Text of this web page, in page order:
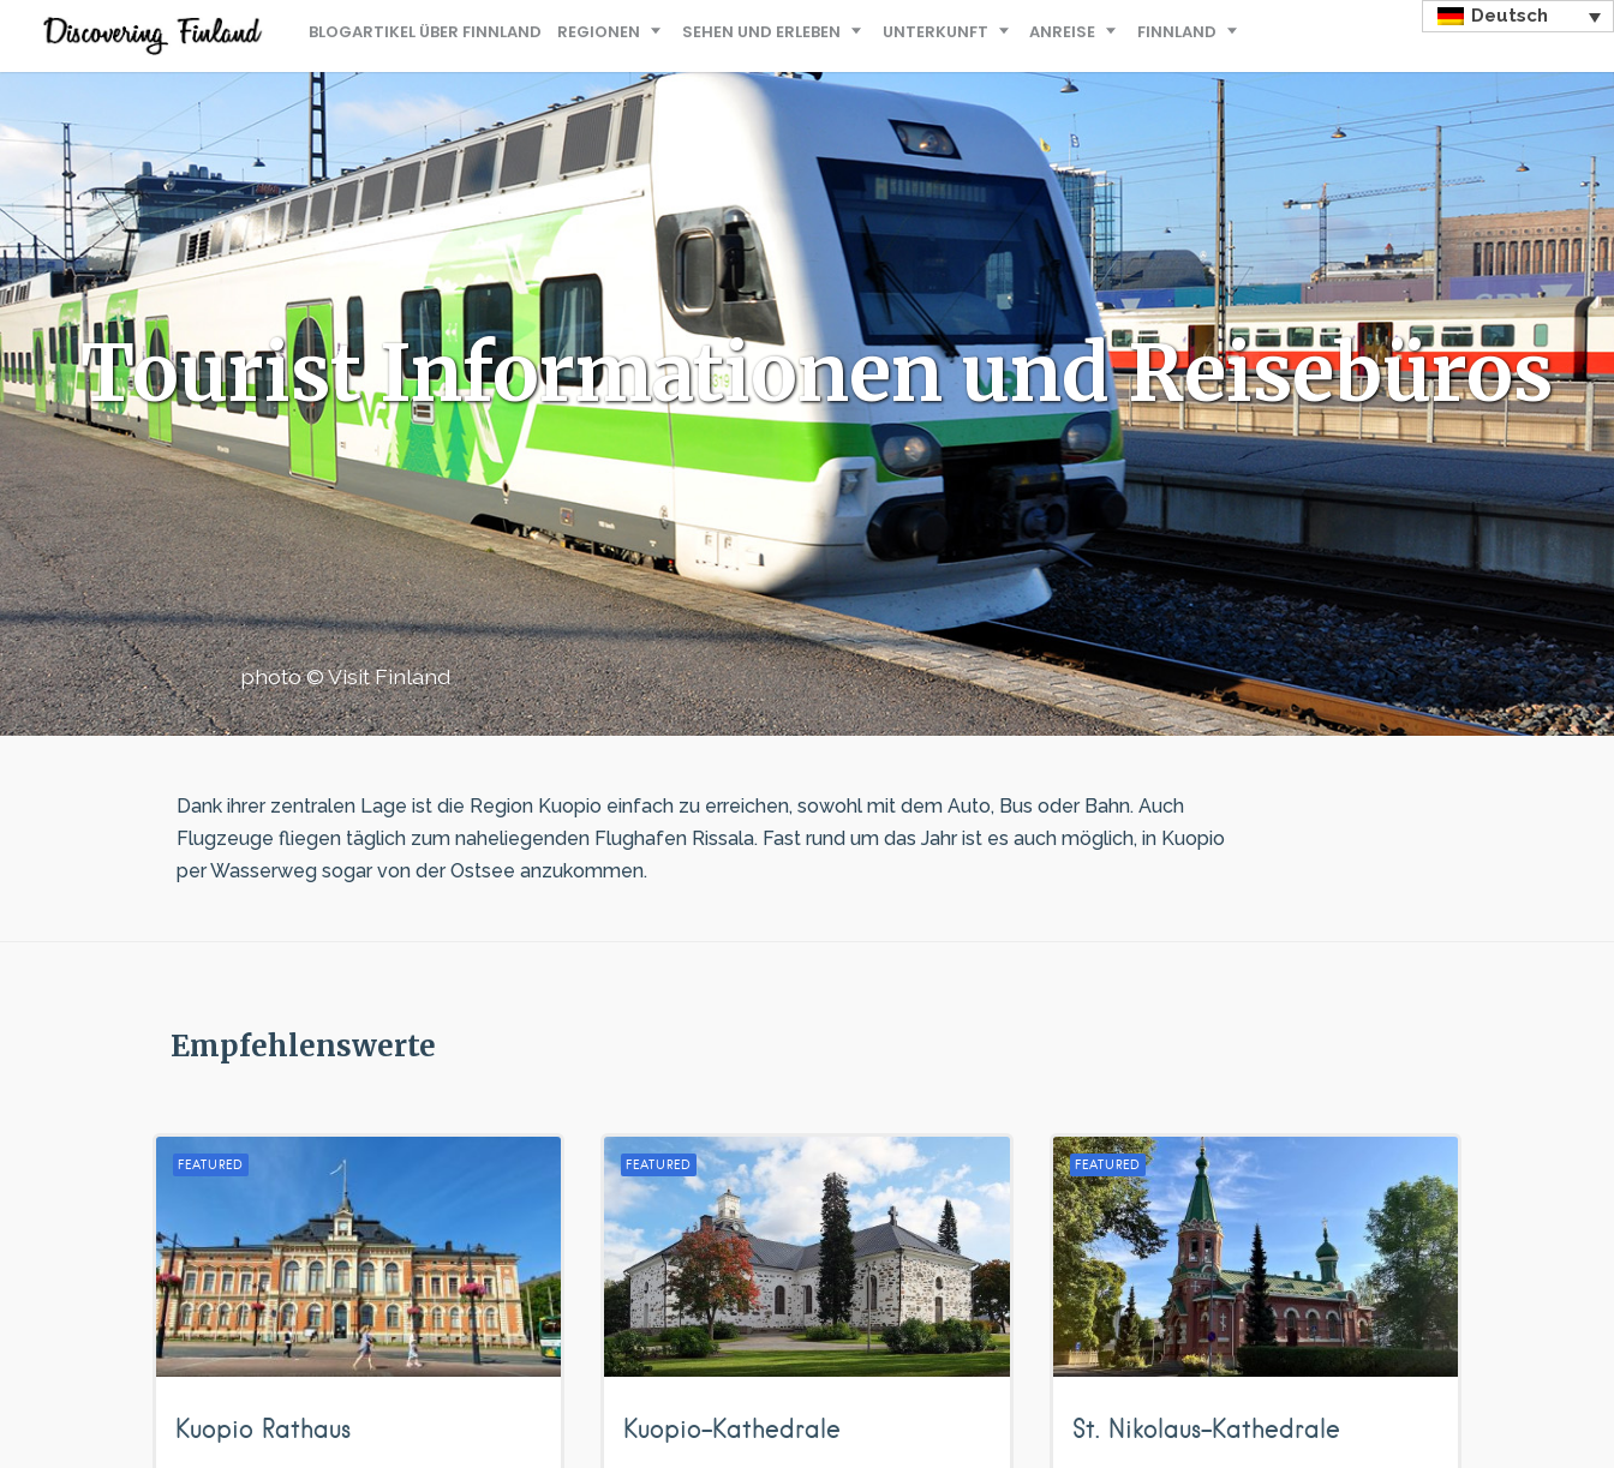
BLOGARTIKEL ÜBER FINNLAND REGIONEN SEHEN UND ERLEBEN UNTERKUNFT ANREISE FINNLAND
Deutsch
Tourist Informationen und Reisebüros
photo © Visit Finland
Dank ihrer zentralen Lage ist die Region Kuopio einfach zu erreichen, sowohl mit dem Auto, Bus oder Bahn. Auch
Flugzeuge fliegen täglich zum naheliegenden Flughafen Rissala. Fast rund um das Jahr ist es auch möglich, in Kuopio
per Wasserweg sogar von der Ostsee anzukommen.
Empfehlenswerte
FEATURED
Kuopio Rathaus
FEATURED
Kuopio-Kathedrale
FEATURED
St. Nikolaus-Kathedrale